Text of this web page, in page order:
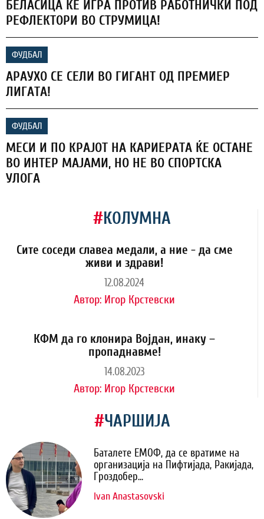
БЕЛАСИЦА ЌЕ ИГРА ПРОТИВ РАБОТНИЧКИ ПОД
РЕФЛЕКТОРИ ВО СТРУМИЦА!
ФУДБАЛ
АРАУХО СЕ СЕЛИ ВО ГИГАНТ ОД ПРЕМИЕР
ЛИГАТА!
ФУДБАЛ
МЕСИ И ПО КРАЈОТ НА КАРИЕРАТА ЌЕ ОСТАНЕ
ВО ИНТЕР МАЈАМИ, НО НЕ ВО СПОРТСКА
УЛОГА
#КОЛУМНА
Сите соседи славеа медали, а ние - да сме
живи и здрави!
12.08.2024
Автор: Игор Крстевски
КФМ да го клонира Војдан, инаку –
пропаднавме!
14.08.2023
Автор: Игор Крстевски
#ЧАРШИЈА
Баталете ЕМОФ, да се вратиме на
организација на Пифтијада, Ракијада,
Гроздобер...
Ivan Anastasovski